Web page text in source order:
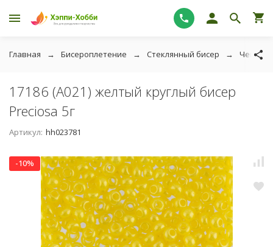
Главная Бисероплетение Стеклянный бисер
17186 (A021) желтый круглый бисер
Preciosa 5г
Артикул: hh023781
-10%